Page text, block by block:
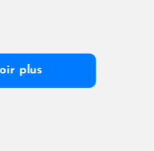
plus